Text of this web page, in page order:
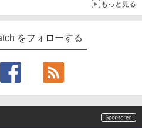
もっと見る
をフォローする